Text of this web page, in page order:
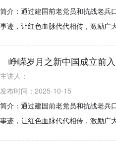
简介：通过建国前老党员和抗战老兵
事迹，让红色血脉代代相传，激励广
峥嵘岁月之新中国成立前
主讲人：
发布时间：2025-10-15
简介：通过建国前老党员和抗战老兵
事迹，让红色血脉代代相传，激励广